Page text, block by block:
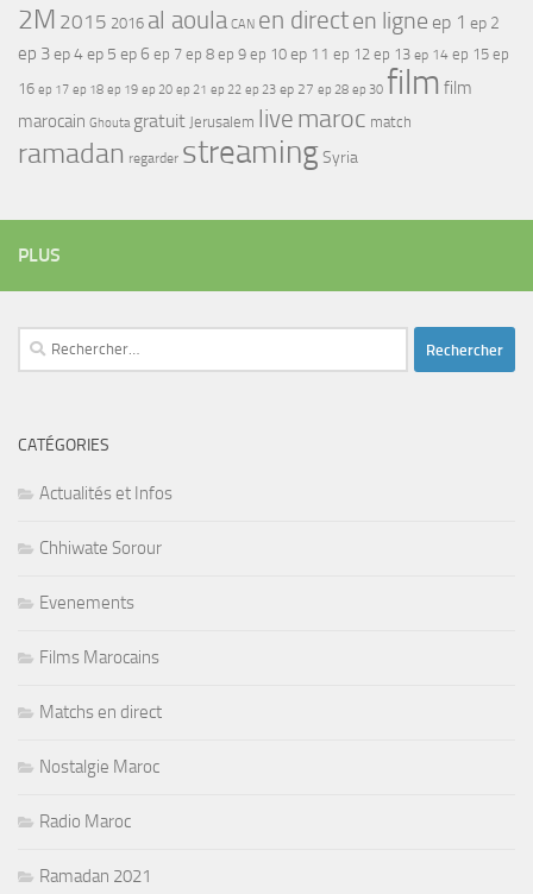
2M 2015 2016 al aoula CAN en directen ligne ep 1 ep 2
ep 3ep 4ep 5 ep 6 ep 7 ep 8 ep 9 ep 10 ep 11 ep 12 ep 13 ep 14 ep 15 ep
16 ep 17 ep 18 ep 19 ep 20 ep 21 ep 22 ep 23 ep 27 ep 28 ep 30 film film
marocain Ghouta gratuit Jerusalem live maroc match
ramadan regarder streamingSyria
PLUS
Rechercher :
CATÉGORIES
Actualités et Infos
Chhiwate Sorour
Evenements
Films Marocains
Matchs en direct
Nostalgie Maroc
Radio Maroc
Ramadan 2021